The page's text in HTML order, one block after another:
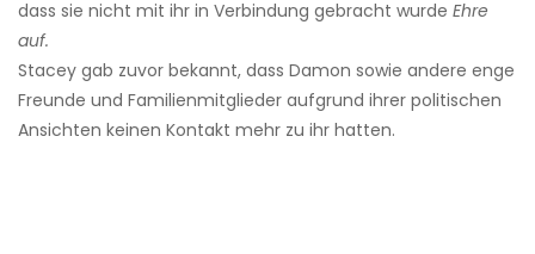
dass sie nicht mit ihr in Verbindung gebracht wurde Ehre
auf.
Stacey gab zuvor bekannt, dass Damon sowie andere enge
Freunde und Familienmitglieder aufgrund ihrer politischen
Ansichten keinen Kontakt mehr zu ihr hatten.